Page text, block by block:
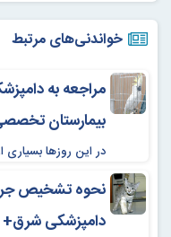
- بخش تخصصی پرندگان
- بخش آرایش و شستشو
- بخش پت شاپ
https://ciivan.com/
با مدیریت:
دکتر رضا برزگری
خواندنی‌های مرتبط
مراجعه به
بیمارستان
در این روز‌ها بسیاری
پیشگیری از ابتلا به
گذاشته و به
نحوه تشخیص
دامپزشکی شرق+